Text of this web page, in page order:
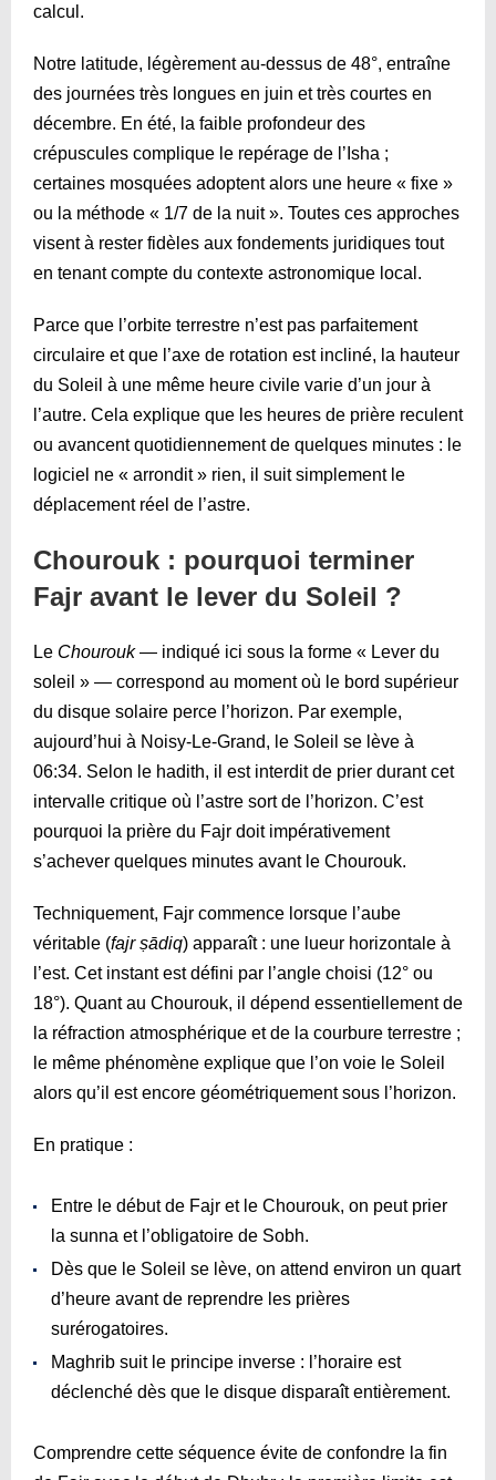
calcul.
Notre latitude, légèrement au-dessus de 48°, entraîne
des journées très longues en juin et très courtes en
décembre. En été, la faible profondeur des
crépuscules complique le repérage de l’Isha ;
certaines mosquées adoptent alors une heure « fixe »
ou la méthode « 1/7 de la nuit ». Toutes ces approches
visent à rester fidèles aux fondements juridiques tout
en tenant compte du contexte astronomique local.
Parce que l’orbite terrestre n’est pas parfaitement
circulaire et que l’axe de rotation est incliné, la hauteur
du Soleil à une même heure civile varie d’un jour à
l’autre. Cela explique que les heures de prière reculent
ou avancent quotidiennement de quelques minutes : le
logiciel ne « arrondit » rien, il suit simplement le
déplacement réel de l’astre.
Chourouk : pourquoi terminer
Fajr avant le lever du Soleil ?
Le Chourouk— indiqué ici sous la forme « Lever du
soleil » — correspond au moment où le bord supérieur
du disque solaire perce l’horizon. Par exemple,
aujourd’hui à Noisy-Le-Grand, le Soleil se lève à
06:34. Selon le hadith, il est interdit de prier durant cet
intervalle critique où l’astre sort de l’horizon. C’est
pourquoi la prière du Fajr doit impérativement
s’achever quelques minutes avant le Chourouk.
Techniquement, Fajr commence lorsque l’aube
véritable (fajr ṣādiq) apparaît : une lueur horizontale à
l’est. Cet instant est défini par l’angle choisi (12° ou
18°). Quant au Chourouk, il dépend essentiellement de
la réfraction atmosphérique et de la courbure terrestre ;
le même phénomène explique que l’on voie le Soleil
alors qu’il est encore géométriquement sous l’horizon.
En pratique :
Entre le début de Fajr et le Chourouk, on peut prier
la sunna et l’obligatoire de Sobh.
Dès que le Soleil se lève, on attend environ un quart
d’heure avant de reprendre les prières
surérogatoires.
Maghrib suit le principe inverse : l’horaire est
déclenché dès que le disque disparaît entièrement.
Comprendre cette séquence évite de confondre la fin